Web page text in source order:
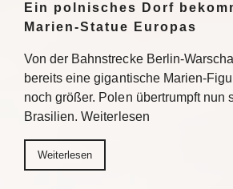
Ein polnisches Dorf
Marien-Statue Europas
Von der Bahnstrecke Berlin-
bereits eine gigantische Marien-
noch größer. Polen übertrumpft nun
Brasilien. Weiterlesen
Weiterlesen